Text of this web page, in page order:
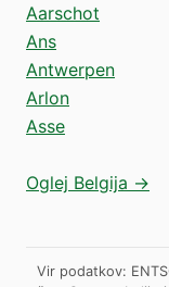
Aarschot
Ans
Antwerpen
Arlon
Asse
Oglej Belgija →
Vir podatkov: